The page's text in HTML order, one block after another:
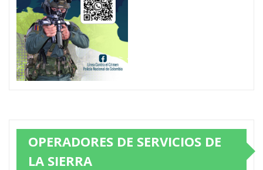
OPERADORES DE SERVICIOS DE
LA SIERRA